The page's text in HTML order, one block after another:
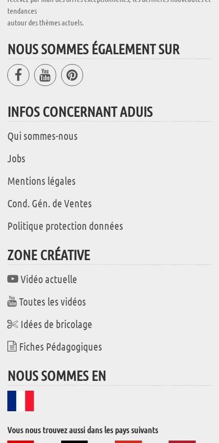
tendances
autour des thèmes actuels.
NOUS SOMMES ÉGALEMENT SUR
INFOS CONCERNANT ADUIS
Qui sommes-nous
Jobs
Mentions légales
Cond. Gén. de Ventes
Politique protection données
ZONE CRÉATIVE
Vidéo actuelle
Toutes les vidéos
Idées de bricolage
Fiches Pédagogiques
NOUS SOMMES EN
Vous nous trouvez aussi dans les pays suivants